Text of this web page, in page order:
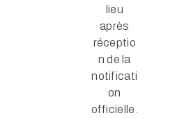
lieu
après
réceptio
n de la
notificati
on
officielle.